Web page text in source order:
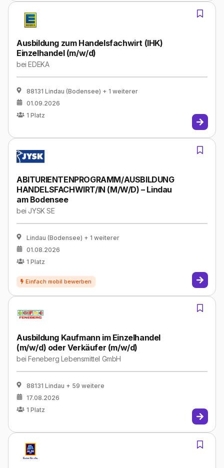
Ausbildung zum Handelsfachwirt (IHK)
Einzelhandel (m/w/d)
beiEDEKA
88131 Lindau (Bodensee) + 1 weiterer
01.09.2026
1 Platz
ABITURIENTENPROGRAMM/AUSBILDUNG
HANDELSFACHWIRT/IN (M/W/D) – Lindau
am Bodensee
bei JYSK SE
Lindau (Bodensee) + 1 weiterer
01.08.2026
1 Platz
Ausbildung Kaufmann im Einzelhandel
(m/w/d) oder Verkäufer (m/w/d)
beiFeneberg Lebensmittel GmbH
88131 Lindau + 59 weitere
17.08.2026
1 Platz